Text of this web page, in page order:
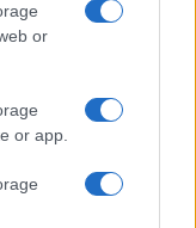
or
or app.